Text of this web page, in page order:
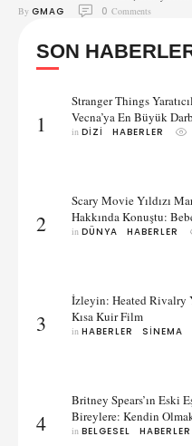
Boselli'yi yılın en şık erkeği
bıraktı. Sınıfta ders
alınan ve sonra sosyal
By GMAG 0 Comments
SON
1
Stranger Things
Vecna’ya En Büyük
in DIZI HABERLER
2
Scary Movie Yıldızı
Hakkında Konuştu:
in DÜNYA HABERLER
3
İzleyin: Heated Rivalry
Kısa Kuir Film
in HABERLER SINEMA
4
Britney Spears’ın Eski
Bireylere: Kendin
in BELGESEL HABERLER